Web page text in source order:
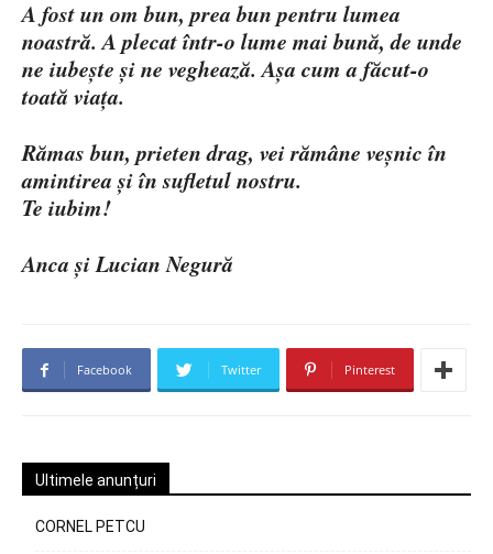
A fost un om bun, prea bun pentru lumea
noastră. A plecat într-o lume mai bună, de unde
ne iubește și ne veghează. Așa cum a făcut-o
toată viața.
Rămas bun, prieten drag, vei rămâne veșnic în
amintirea și în sufletul nostru.
Te iubim!
Anca și Lucian Negură
Facebook Twitter Pinterest
Ultimele anunțuri
CORNEL PETCU